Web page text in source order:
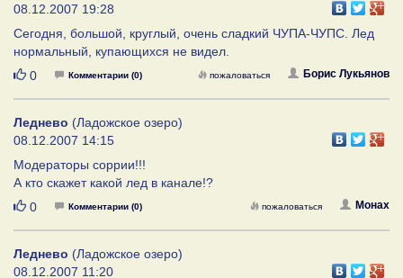
08.12.2007 19:28
Сегодня, большой, круглый, очень сладкий ЧУПА-ЧУПС. Лед
нормальный, купающихся не видел.
Нравится
0 Комментарии (0) Борис Лукьянов
пожаловаться
Леднево (Ладожское озеро)
08.12.2007 14:15
Модераторы соррии!!!
А кто скажет какой лед в канале!?
Нравится
0 Комментарии (0) Монах
пожаловаться
Леднево (Ладожское озеро)
08.12.2007 11:20